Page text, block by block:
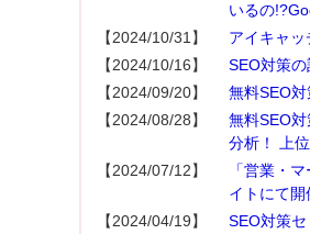
いるの
【2024/10/31】
アイキャッ
【2024/10/16】
SEO対策の
【2024/09/20】
無料SEO
【2024/08/28】
無料SEO
分析！ 上
【2024/07/12】
「営業・
イトにて開
【2024/04/19】
SEO対策